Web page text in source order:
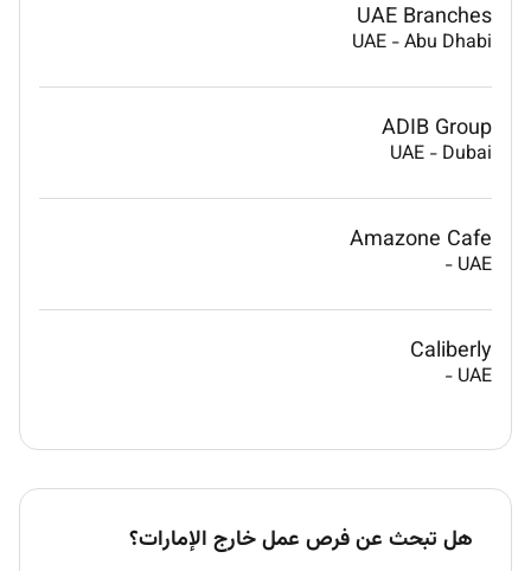
UAE Branches
UAE -Abu Dhabi
ADIB Group
UAE - Dubai
Amazone Cafe
UAE
-
Caliberly
UAE
-
هل تبحث عن فرص عمل خارج الإمارات؟